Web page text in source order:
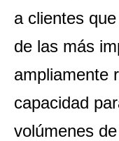
a clientes
de las más
ampliamente
capacidad
volúmenes